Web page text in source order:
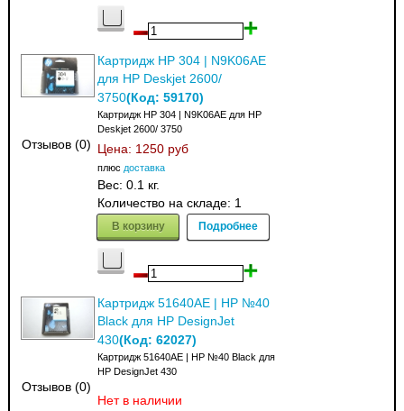
Отзывов (0)
Картридж HP 304 | N9K06AE
для HP Deskjet 2600/
3750(Код:59170)
Картридж HP 304 | N9K06AE для HP
Deskjet 2600/ 3750
Цена: 1250 руб
плюс доставка
Вес:0.1 кг.
Количество на складе: 1
В корзину Подробнее
Отзывов (0)
Картридж 51640AE | HP №40
Black для HP DesignJet
430(Код:62027)
Картридж 51640AE | HP №40 Black для
HP DesignJet 430
Нет в наличии